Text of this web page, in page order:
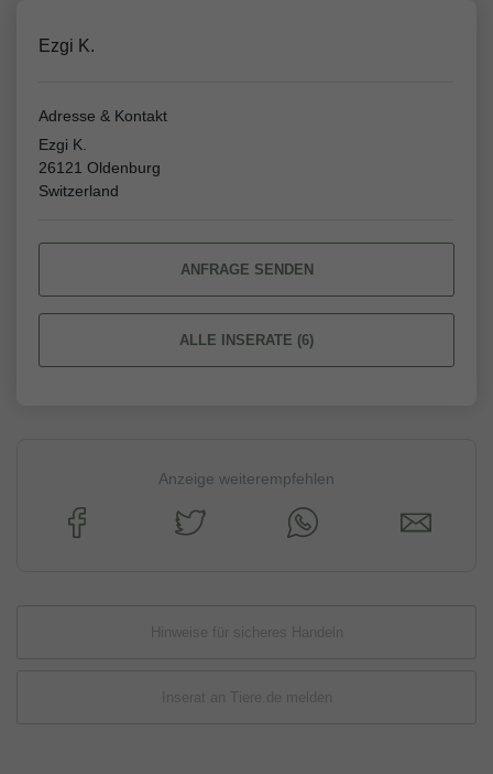
Ezgi K.
Adresse & Kontakt
Ezgi K.
26121 Oldenburg
Switzerland
ANFRAGE SENDEN
ALLE INSERATE (6)
Anzeige weiterempfehlen
Hinweise für sicheres Handeln
Inserat an Tiere.de melden